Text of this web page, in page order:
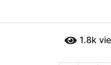
1.8k